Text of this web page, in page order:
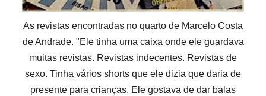
As revistas encontradas no quarto de Marcelo Costa
de Andrade. "Ele tinha uma caixa onde ele guardava
muitas revistas. Revistas indecentes. Revistas de
sexo. Tinha vários shorts que ele dizia que daria de
presente para crianças. Ele gostava de dar balas